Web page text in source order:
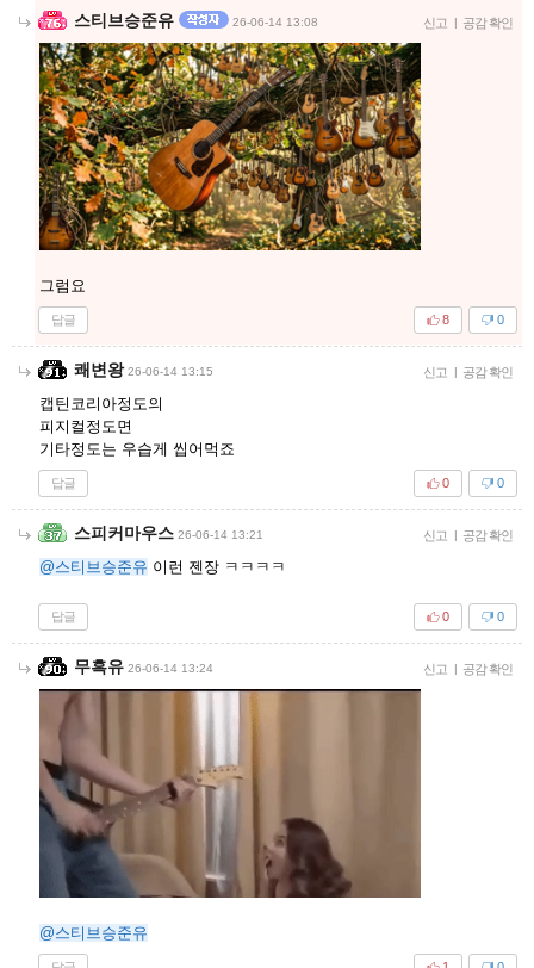
스티브승준유 26-06-14 13:08 신고 | 공감 확인
그럼요
답글 0
8
쾌변왕 26-06-14 13:15 신고 | 공감 확인
캡틴코리아정도의
피지컬정도면
기타정도는 우습게 씹어먹죠
답글 0
0
스피커마우스 26-06-14 13:21 신고 | 공감 확인
@스티브승준유 이런 젠장 ㅋㅋㅋㅋ
답글 0
0
무흑유 26-06-14 13:24 신고 | 공감 확인
@스티브승준유